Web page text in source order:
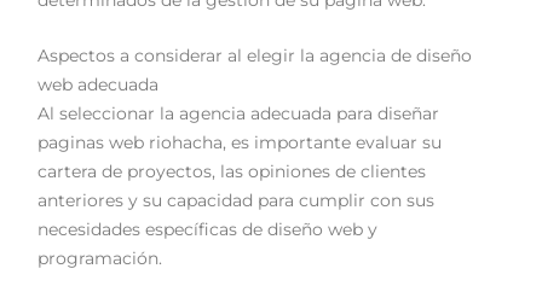
Aspectos a considerar al elegir la agencia de diseño
web adecuada
Al seleccionar la agencia adecuada para diseñar
paginas web riohacha, es importante evaluar su
cartera de proyectos, las opiniones de clientes
anteriores y su capacidad para cumplir con sus
necesidades específicas de diseño web y
programación.